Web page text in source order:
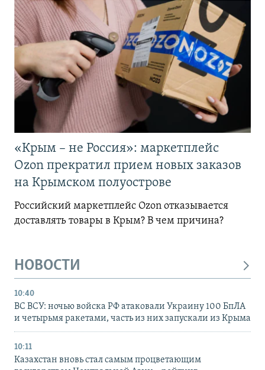
«Крым – не Россия»: маркетплейс
Ozon прекратил прием новых заказов
на Крымском полуострове
Российский маркетплейс Ozon отказывается
доставлять товары в Крым? В чем причина?
НОВОСТИ
10:40
ВС ВСУ: ночью войска РФ атаковали Украину 100 БпЛА
и четырьмя ракетами, часть из них запускали из Крыма
10:11
Казахстан вновь стал самым процветающим